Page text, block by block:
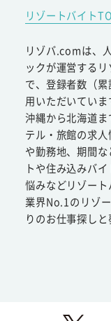
リゾートバイト
リゾバ.comは、
ックが運営する
で、登録者数（
用いただいていま
沖縄から北海道
テル・旅館の求
や勤務地、期間
トや住み込みバ
悩みなどリゾート
業界No.1のリゾ
りのお仕事探しと